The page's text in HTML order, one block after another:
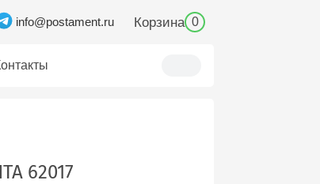
info@postament.ru Корзина 0
62017